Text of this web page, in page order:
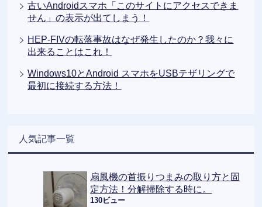
古いAndroidスマホ「このサイトにアクセスできま
せん」の表示が出てしまう！
HEP-FIVの転落事故はなぜ発生したのか？我々に
出来ることはこれ！
Windows10とAndroid スマホをUSBテザリングで
最初に接続する方法！
人気記事一覧
扇風機の首振りつまみの取り方と固
定方法！分解掃除する時に。
130ビュー